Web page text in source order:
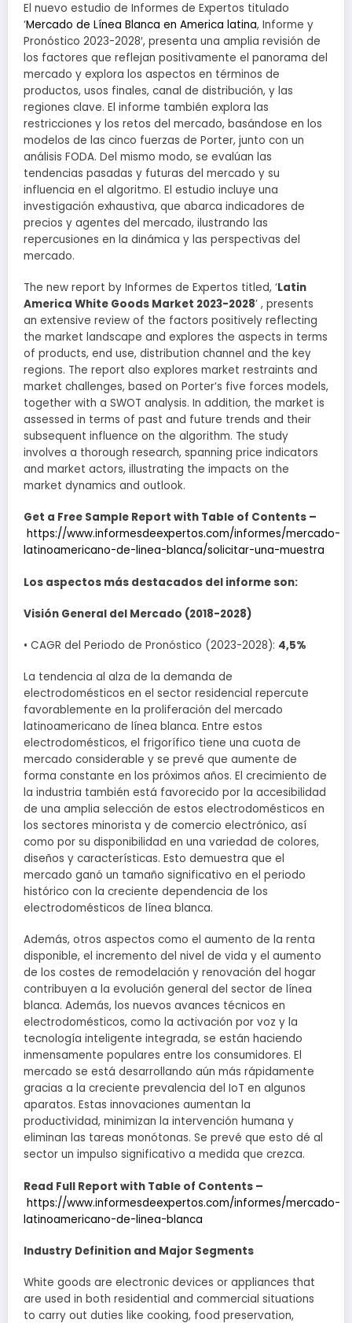
El nuevo estudio de Informes de Expertos titulado
‘Mercado de Línea Blanca en America latina, Informe y
Pronóstico 2023-2028′, presenta una amplia revisión de
los factores que reflejan positivamente el panorama del
mercado y explora los aspectos en términos de
productos, usos finales, canal de distribución, y las
regiones clave. El informe también explora las
restricciones y los retos del mercado, basándose en los
modelos de las cinco fuerzas de Porter, junto con un
análisis FODA. Del mismo modo, se evalúan las
tendencias pasadas y futuras del mercado y su
influencia en el algoritmo. El estudio incluye una
investigación exhaustiva, que abarca indicadores de
precios y agentes del mercado, ilustrando las
repercusiones en la dinámica y las perspectivas del
mercado.
The new report by Informes de Expertos titled, ‘Latin
America White Goods Market 2023-2028’ , presents
an extensive review of the factors positively reflecting
the market landscape and explores the aspects in terms
of products, end use, distribution channel and the key
regions. The report also explores market restraints and
market challenges, based on Porter’s five forces models,
together with a SWOT analysis. In addition, the market is
assessed in terms of past and future trends and their
subsequent influence on the algorithm. The study
involves a thorough research, spanning price indicators
and market actors, illustrating the impacts on the
market dynamics and outlook.
Get a Free Sample Report with Table of Contents –
https://www.informesdeexpertos.com/informes/mercado-
latinoamericano-de-linea-blanca/solicitar-una-muestra
Los aspectos más destacados del informe son:
Visión General del Mercado (2018-2028)
• CAGR del Periodo de Pronóstico (2023-2028): 4,5%
La tendencia al alza de la demanda de
electrodomésticos en el sector residencial repercute
favorablemente en la proliferación del mercado
latinoamericano de línea blanca. Entre estos
electrodomésticos, el frigorífico tiene una cuota de
mercado considerable y se prevé que aumente de
forma constante en los próximos años. El crecimiento de
la industria también está favorecido por la accesibilidad
de una amplia selección de estos electrodomésticos en
los sectores minorista y de comercio electrónico, así
como por su disponibilidad en una variedad de colores,
diseños y características. Esto demuestra que el
mercado ganó un tamaño significativo en el periodo
histórico con la creciente dependencia de los
electrodomésticos de línea blanca.
Además, otros aspectos como el aumento de la renta
disponible, el incremento del nivel de vida y el aumento
de los costes de remodelación y renovación del hogar
contribuyen a la evolución general del sector de línea
blanca. Además, los nuevos avances técnicos en
electrodomésticos, como la activación por voz y la
tecnología inteligente integrada, se están haciendo
inmensamente populares entre los consumidores. El
mercado se está desarrollando aún más rápidamente
gracias a la creciente prevalencia del IoT en algunos
aparatos. Estas innovaciones aumentan la
productividad, minimizan la intervención humana y
eliminan las tareas monótonas. Se prevé que esto dé al
sector un impulso significativo a medida que crezca.
Read Full Report with Table of Contents –
https://www.informesdeexpertos.com/informes/mercado-
latinoamericano-de-linea-blanca
Industry Definition and Major Segments
White goods are electronic devices or appliances that
are used in both residential and commercial situations
to carry out duties like cooking, food preservation,